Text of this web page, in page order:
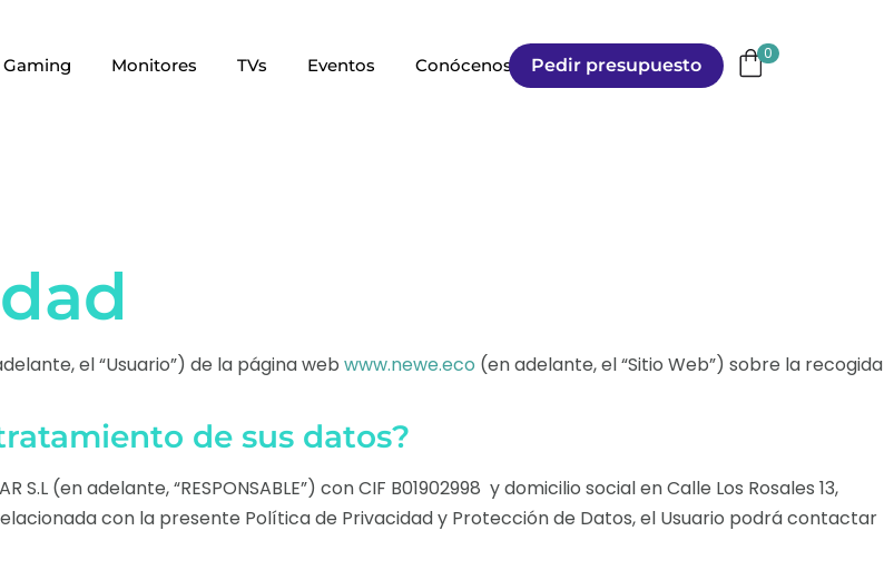
Gaming Monitores TVs Eventos Conócenos Pedir presupuesto
0
el “Usuario”) de la página web www.newe.eco (en adelante, el “Sitio Web”) sobre la recogida
de sus datos?
(en adelante, “RESPONSABLE”) con CIF B01902998 y domicilio social en Calle Los Rosales 13,
con la presente Política de Privacidad y Protección de Datos, el Usuario podrá contactar